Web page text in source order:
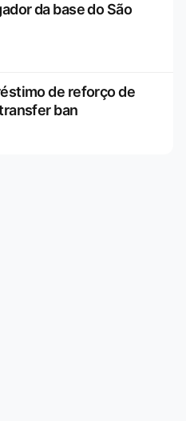
da base do São
de reforço de
ban